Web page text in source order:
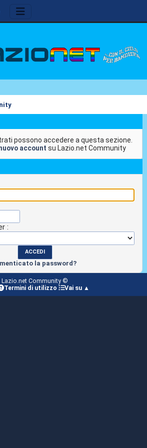
possono accedere a questa sezione.
account su Lazio.net Community
:
la password?
Lazio.net Community ©
Termini di utilizzo Vai su ▲